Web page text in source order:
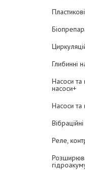
Глибинні
Насоси та
насоси+
Насоси та
Реле,